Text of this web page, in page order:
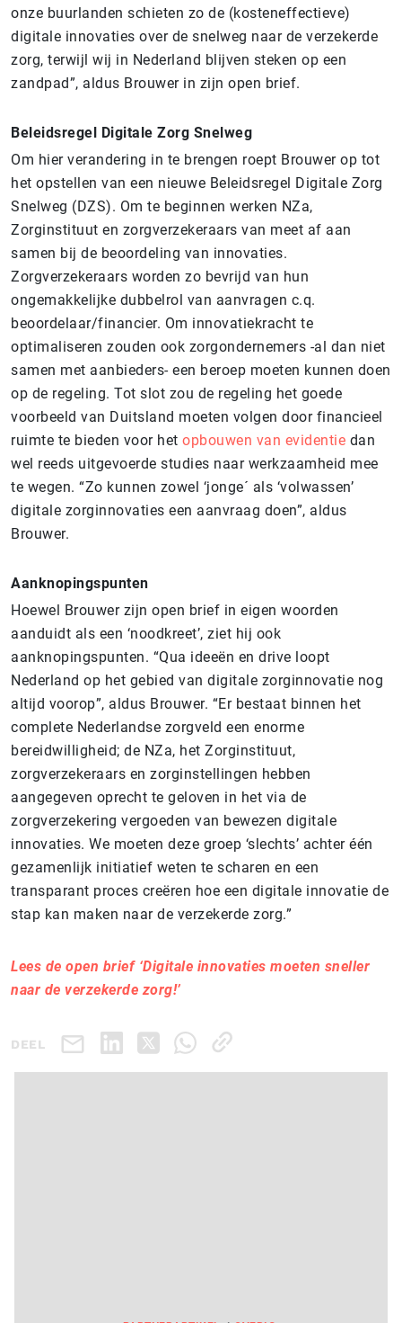
onze buurlanden schieten zo de (kosteneffectieve)
digitale innovaties over de snelweg naar de verzekerde
zorg, terwijl wij in Nederland blijven steken op een
zandpad”, aldus Brouwer in zijn open brief.
Beleidsregel Digitale Zorg Snelweg
Om hier verandering in te brengen roept Brouwer op tot
het opstellen van een nieuwe Beleidsregel Digitale Zorg
Snelweg (DZS). Om te beginnen werken NZa,
Zorginstituut en zorgverzekeraars van meet af aan
samen bij de beoordeling van innovaties.
Zorgverzekeraars worden zo bevrijd van hun
ongemakkelijke dubbelrol van aanvragen c.q.
beoordelaar/financier. Om innovatiekracht te
optimaliseren zouden ook zorgondernemers -al dan niet
samen met aanbieders- een beroep moeten kunnen doen
op de regeling. Tot slot zou de regeling het goede
voorbeeld van Duitsland moeten volgen door financieel
ruimte te bieden voor het opbouwen van evidentie dan
wel reeds uitgevoerde studies naar werkzaamheid mee
te wegen. “Zo kunnen zowel ‘jonge´ als ‘volwassen’
digitale zorginnovaties een aanvraag doen”, aldus
Brouwer.
Aanknopingspunten
Hoewel Brouwer zijn open brief in eigen woorden
aanduidt als een ‘noodkreet’, ziet hij ook
aanknopingspunten. “Qua ideeën en drive loopt
Nederland op het gebied van digitale zorginnovatie nog
altijd voorop”, aldus Brouwer. “Er bestaat binnen het
complete Nederlandse zorgveld een enorme
bereidwilligheid; de NZa, het Zorginstituut,
zorgverzekeraars en zorginstellingen hebben
aangegeven oprecht te geloven in het via de
zorgverzekering vergoeden van bewezen digitale
innovaties. We moeten deze groep ‘slechts’ achter één
gezamenlijk initiatief weten te scharen en een
transparant proces creëren hoe een digitale innovatie de
stap kan maken naar de verzekerde zorg.”
Lees de open brief ‘Digitale innovaties moeten sneller
naar de verzekerde zorg!’
DEEL